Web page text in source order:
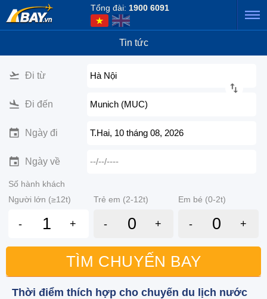
Tổng đài: 1900 6091
Tin tức
Đi từ Hà Nội
Đi đến Munich (MUC)
Ngày đi T.Hai, 10 tháng 08, 2026
Ngày về --/--/----
Số hành khách
Người lớn (≥12t)
Trẻ em (2-12t) Em bé (0-2t)
- + - + - +
TÌM CHUYẾN BAY
Thời điểm thích hợp cho chuyến du lịch nước